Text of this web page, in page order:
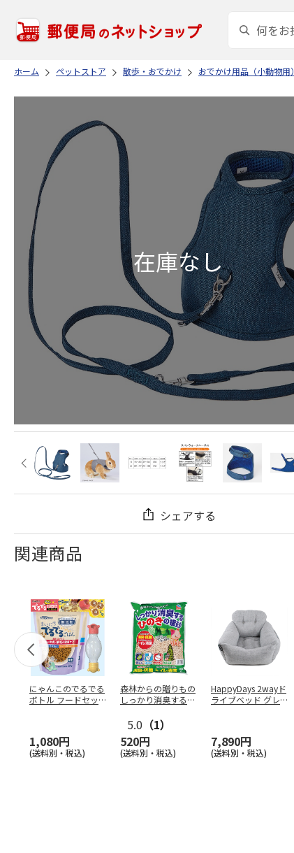
ホーム ペットストア 散歩・おでかけ おでかけ用品（小動物用）
シェアする
関連商品
にゃんこのでるでる
ボトル フードセッ
1,080円
(送料別・税込)
森林からの贈りもの
しっかり消臭するひ
5.0 （1）
520円
(送料別・税込)
HappyDays 2wayド
ライブベッド グレ
7,890円
(送料別・税込)